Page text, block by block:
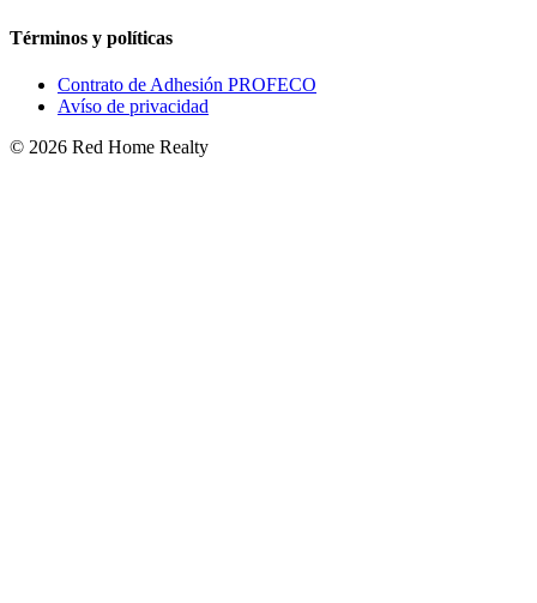
Términos y políticas
Contrato de Adhesión PROFECO
Avíso de privacidad
© 2026 Red Home Realty